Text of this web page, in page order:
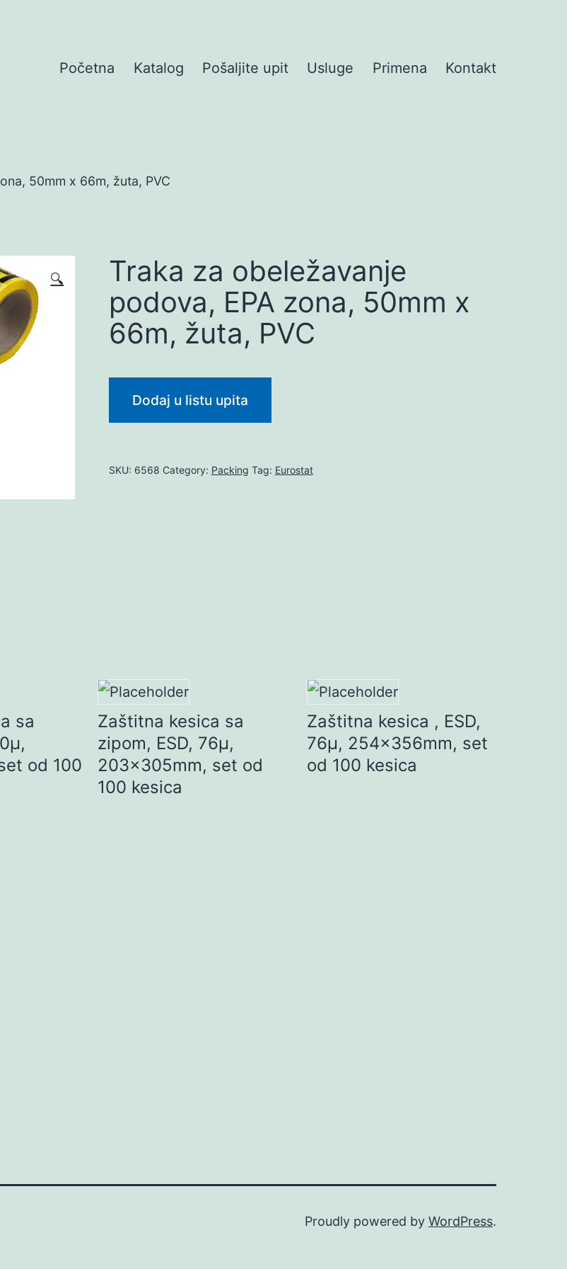
Početna Katalog Pošaljite upit Usluge Primena Kontakt
50mm x 66m, žuta, PVC
🔍
Traka za obeležavanje
podova, EPA zona, 50mm x
66m, žuta, PVC
Dodaj u listu upita
SKU: 6568 Category: Packing Tag: Eurostat
sa
od 100
Zaštitna kesica sa
zipom, ESD, 76µ,
203x305mm, set od
100 kesica
Zaštitna kesica , ESD,
76µ, 254x356mm, set
od 100 kesica
Proudly powered by WordPress.